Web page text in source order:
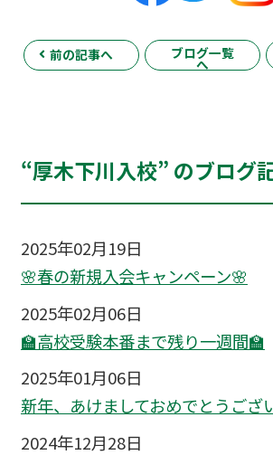
前の記事へ ブログ一覧
へ
“厚木下川入校” のブログ
2025年02月19日
🌸春の新規入会キャンペーン🌸
2025年02月06日
🏫高校受験本番まで残り一週間🏫
2025年01月06日
新年、あけましておめでとうござ
2024年12月28日